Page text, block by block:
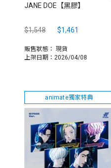
JANE DOE【黑膠】
$1,548 $1,461
販售狀態： 現貨
上架日期：2026/04/08
animate獨家特典